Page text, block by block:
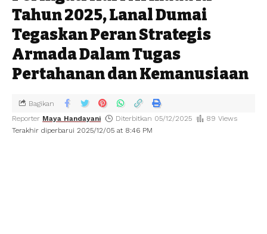
Tahun 2025, Lanal Dumai
Tegaskan Peran Strategis
Armada Dalam Tugas
Pertahanan dan Kemanusiaan
Terakhir diperbarui 2025/12/05 at 8:46 PM
Reporter Maya Handayani Diterbitkan 05/12/2025 89 Views
Bagikan